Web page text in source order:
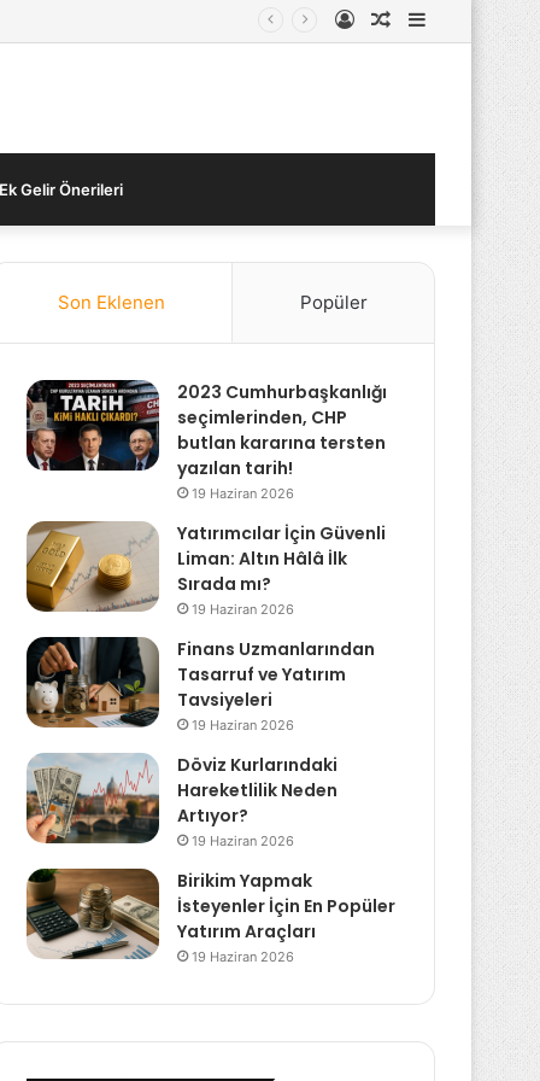
Kenar
Bölmesi
Rastgele
Kayıt
Ek Gelir Önerileri
Son Eklenen Popüler
2023 Cumhurbaşkanlığı
seçimlerinden, CHP
butlan kararına tersten
yazılan tarih!
19 Haziran 2026
Yatırımcılar İçin Güvenli
Liman: Altın Hâlâ İlk
Sırada mı?
19 Haziran 2026
Finans Uzmanlarından
Tasarruf ve Yatırım
Tavsiyeleri
19 Haziran 2026
Döviz Kurlarındaki
Hareketlilik Neden
Artıyor?
19 Haziran 2026
Birikim Yapmak
İsteyenler İçin En Popüler
Yatırım Araçları
19 Haziran 2026